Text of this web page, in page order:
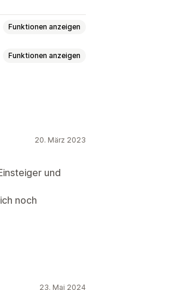
Funktionen anzeigen
Funktionen anzeigen
20. März 2023
und
noch
23. Mai 2024